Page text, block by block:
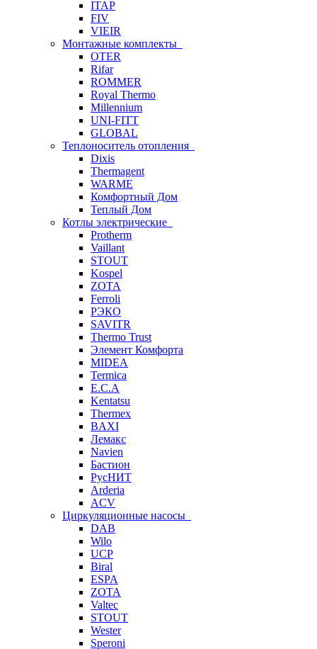
ITAP
FIV
VIEIR
Монтажные комплекты
OTER
Rifar
ROMMER
Royal Thermo
Millennium
UNI-FITT
GLOBAL
Теплоноситель отопления
Dixis
Thermagent
WARME
Комфортный Дом
Теплый Дом
Котлы электрические
Protherm
Vaillant
STOUT
Kospel
ZOTA
Ferroli
РЭКО
SAVITR
Thermo Trust
Элемент Комфорта
MIDEA
Termica
E.C.A
Kentatsu
Thermex
BAXI
Лемакс
Navien
Бастион
РусНИТ
Arderia
ACV
Циркуляционные насосы
DAB
Wilo
UCP
Biral
ESPA
ZOTA
Valtec
STOUT
Wester
Speroni